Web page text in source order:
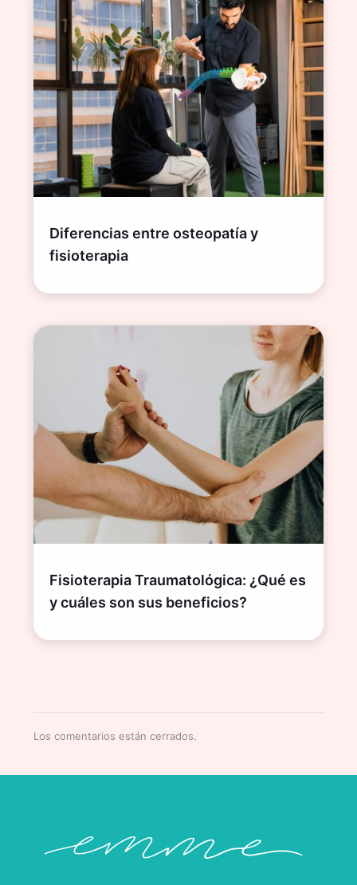
Diferencias entre osteopatía y
fisioterapia
Fisioterapia Traumatológica: ¿Qué es
y cuáles son sus beneficios?
Los comentarios están cerrados.